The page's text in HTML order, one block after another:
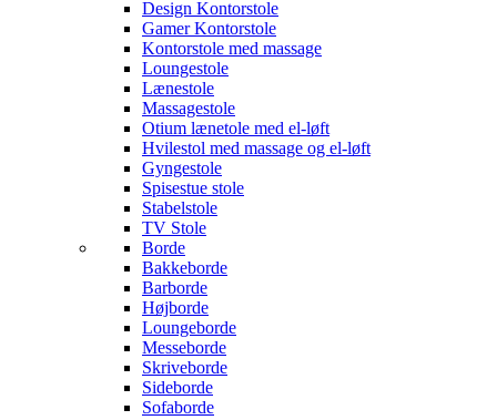
Design Kontorstole
Gamer Kontorstole
Kontorstole med massage
Loungestole
Lænestole
Massagestole
Otium lænetole med el-løft
Hvilestol med massage og el-løft
Gyngestole
Spisestue stole
Stabelstole
TV Stole
Borde
Bakkeborde
Barborde
Højborde
Loungeborde
Messeborde
Skriveborde
Sideborde
Sofaborde